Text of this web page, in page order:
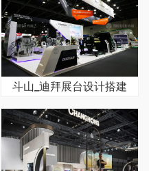
斗山_迪拜展台设计搭建